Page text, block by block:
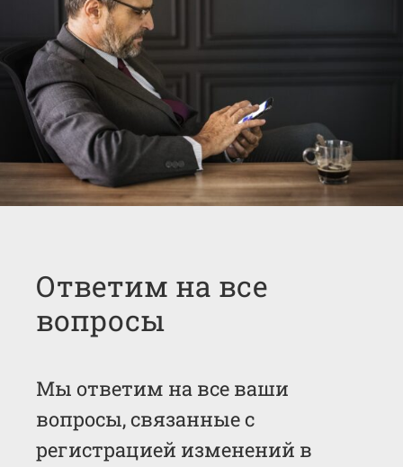
Ответим на все
вопросы
Мы ответим на все ваши
вопросы, связанные с
регистрацией изменений в